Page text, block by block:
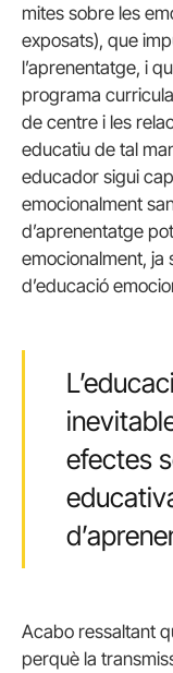
mites sobre les
exposats), que
l’aprenentatge, i
programa
de centre i les
educatiu de tal
educador sigui
emocionalment
d’aprenentatge
emocionalment,
d’educació
efectes
Acabo ressaltant
perquè la